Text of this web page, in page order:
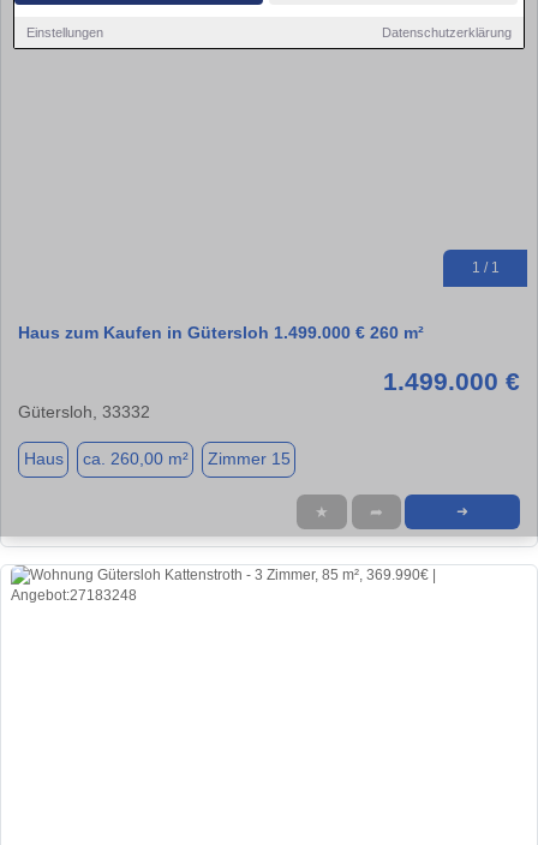
Einstellungen Datenschutzerklärung
1 / 1
Haus zum Kaufen in Gütersloh 1.499.000 € 260 m²
1.499.000 €
Gütersloh, 33332
Haus ca. 260,00 m² Zimmer 15
★ ➦ ➜